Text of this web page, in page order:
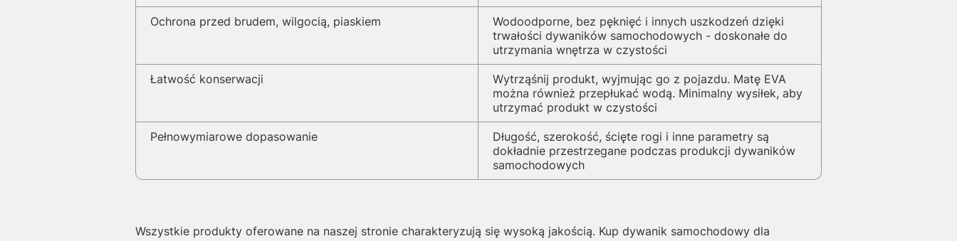
Ochrona przed brudem, wilgocią, piaskiem
Wodoodporne, bez pęknięć i innych uszkodzeń dzięki
trwałości dywaników samochodowych - doskonałe do
utrzymania wnętrza w czystości
Łatwość konserwacji
Wytrząśnij produkt, wyjmując go z pojazdu. Matę EVA
można również przepłukać wodą. Minimalny wysiłek, aby
utrzymać produkt w czystości
Pełnowymiarowe dopasowanie
Długość, szerokość, ścięte rogi i inne parametry są
dokładnie przestrzegane podczas produkcji dywaników
samochodowych
Wszystkie produkty oferowane na naszej stronie charakteryzują się wysoką jakością. Kup dywanik samochodowy dla